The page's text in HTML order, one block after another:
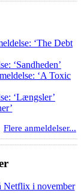
‘The Debt
‘Sandheden’
‘A Toxic
‘Længsler’
Flere anmeldelser...
Netflix i november